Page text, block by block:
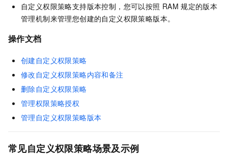
自定义权限策略支持版本控制，您可以按照 RAM 规定的版本
管理机制来管理您创建的自定义权限策略版本。
操作文档
创建自定义权限策略
修改自定义权限策略内容和备注
删除自定义权限策略
管理权限策略授权
管理自定义权限策略版本
常见自定义权限策略场景及示例